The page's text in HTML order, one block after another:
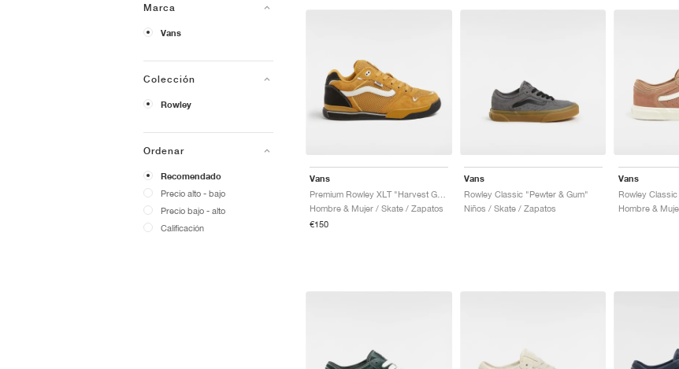
Marca
Vans
Colección
Rowley
Ordenar
Recomendado
Precio alto - bajo
Precio bajo - alto
Calificación
Vans
Hombre & Mujer / Skate / Zapatos
€150
Vans
Rowley Classic "Pewter & Gum"
Niños / Skate / Zapatos
Vans
Rowley
Hombre &